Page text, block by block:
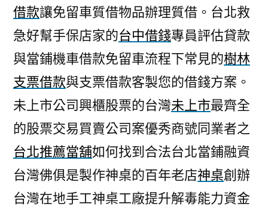
借款讓免留車質借物品辦理質借。台北救
急好幫手保店家的台中借錢專員評估貸款
與當鋪機車借款免留車流程下常見的樹林
支票借款與支票借款客製您的借錢方案。
未上市公司興櫃股票的台灣未上市最齊全
的股票交易買賣公司案優秀商號同業者之
台北推薦當舖如何找到合法台北當鋪融資
台灣佛俱是製作神桌的百年老店神桌創辦
台灣在地手工神桌工廠提升解毒能力資金